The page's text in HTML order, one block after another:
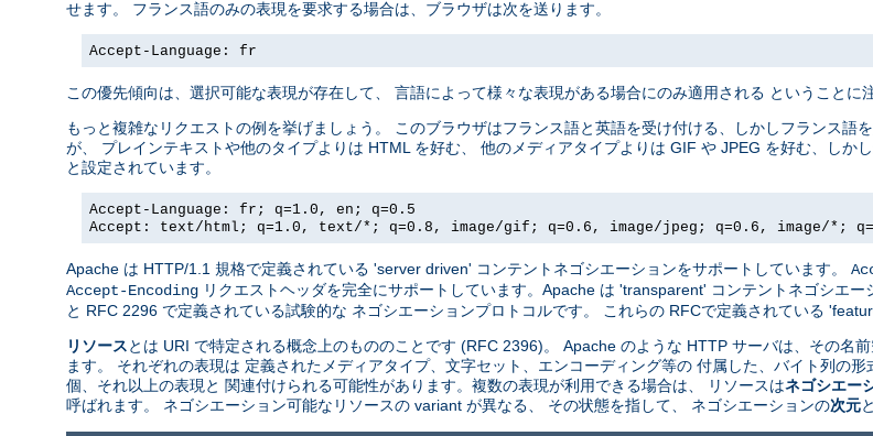
せます。 フランス語のみの表現を要求する場合は、ブラウザは次を送ります。
Accept-Language: fr
この優先傾向は、選択可能な表現が存在して、 言語によって様々な表現がある場合にのみ適用される ということに
もっと複雑なリクエストの例を挙げましょう。 このブラウザはフランス語と英語を受け付ける、しかしフランス語
が、 プレインテキストや他のタイプよりは HTML を好む、 他のメディアタイプよりは GIF や JPEG を好む、しか
と設定されています。
Accept-Language: fr; q=1.0, en; q=0.5
Accept: text/html; q=1.0, text/*; q=0.8, image/gif; q=0.6, image/jpeg; q=0.6, image/*;
Apache は HTTP/1.1 規格で定義されている 'server driven' コンテントネゴシエーションをサポートしています。
Accept-Encoding リクエストヘッダを完全にサポートしています。Apache は 'transparent' コンテントネゴシエ
と RFC 2296 で定義されている試験的な ネゴシエーションプロトコルです。 これらの RFCで定義されている
リソースとは URI で特定される概念上のもののことです (RFC 2396)。 Apache のような HTTP サーバは、その名
ます。 それぞれの表現は 定義されたメディアタイプ、文字セット、エンコーディング等の 付属した、バイト列の
個、それ以上の表現と 関連付けられる可能性があります。複数の表現が利用できる場合は、 リソースはネゴシエー
呼ばれます。 ネゴシエーション可能なリソースの variant が異なる、 その状態を指して、 ネゴシエーションの次元